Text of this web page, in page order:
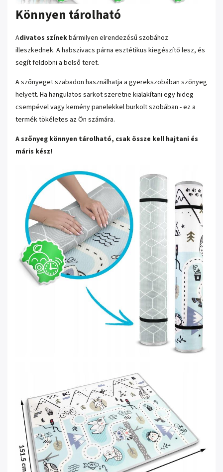
Könnyen tárolható
Adivatos színekbármilyen elrendezésű szobához
illeszkednek. A habszivacs párna esztétikus kiegészítő lesz, és
segít feldobni a belső teret.
A szőnyeget szabadon használhatja a gyerekszobában szőnyeg
helyett. Ha hangulatos sarkot szeretne kialakítani egy hideg
csempével vagy kemény panelekkel burkolt szobában - ez a
termék tökéletes az Ön számára.
A szőnyeg könnyen tárolható, csak össze kell hajtani és
máris kész!